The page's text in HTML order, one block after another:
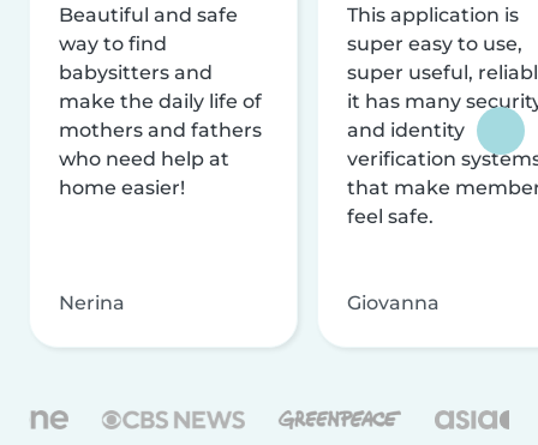
Beautiful and safe
way to find
babysitters and
make the daily life of
mothers and fathers
who need help at
home easier!
Nerina
This application is
super easy to use,
super useful,
it has many
and identity
verification
that make
feel safe.
Giovanna